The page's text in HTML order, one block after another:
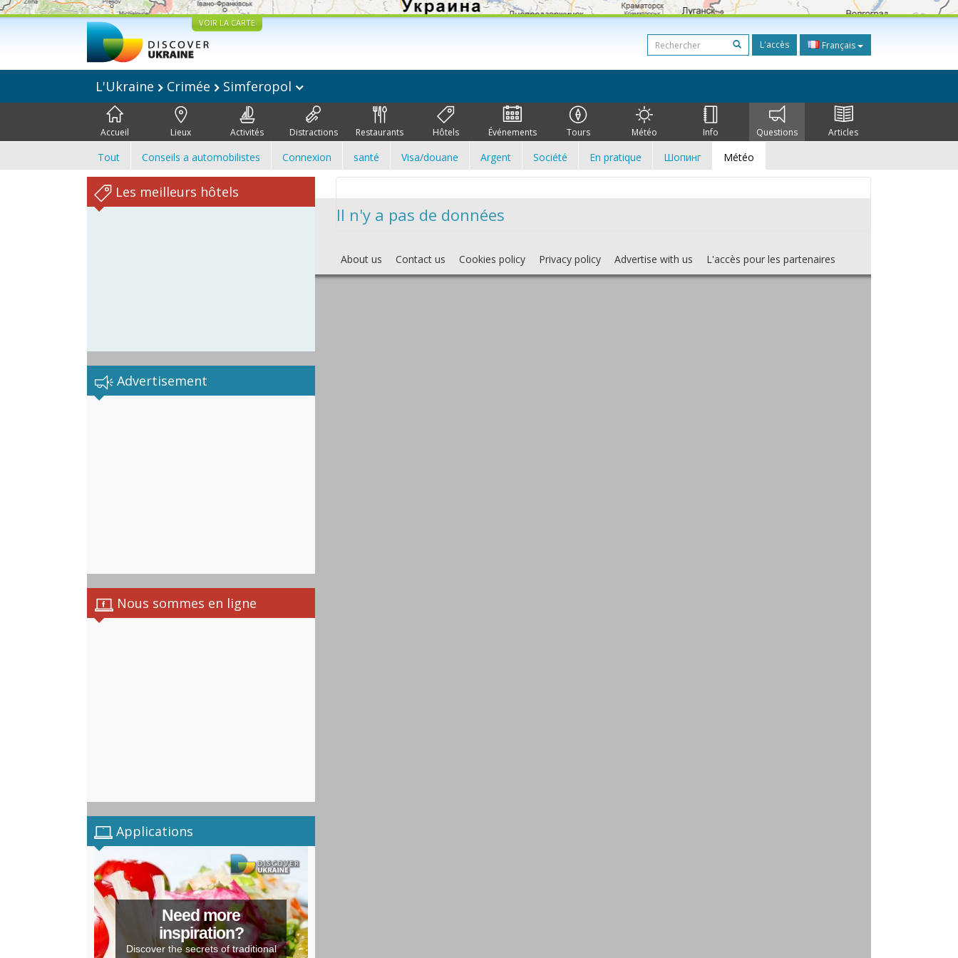
VOIR LA CARTE
L'accès Français
L'Ukraine Crimée Simferopol
Accueil Lieux Activités Distractions Restaurants Hôtels Événements Tours Météo Info Questions Articles
Tout Conseils a automobilistes Connexion santé Visa/douane Argent Société En pratique Шопинг Météo
Les meilleurs hôtels
Advertisement
Nous sommes en ligne
Applications
Need more
inspiration?
Discover the secrets of traditional
Il n'y a pas de données
About us Contact us Cookies policy Privacy policy Advertise with us L'accès pour les partenaires